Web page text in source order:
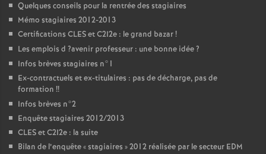
Quelques conseils pour la rentrée des stagiaires
Mémo stagiaires 2012-2013
Certifications CLESet C2I2e : le grand bazar!
Les emplois d ?avenir professeur : une bonne idée?
Infos brèves stagiaires n°1
Ex-contractuels et ex-titulaires : pas de décharge, pas de
formation !!
Infos brèves n°2
Enquête stagiaires 2012/2013
CLESet C2I2e : la suite
Bilan de l’enquête «stagiaires » 2012 réalisée par le secteur EDM